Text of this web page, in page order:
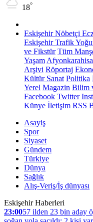
18°
Eskişehir Nöbetçi
Eskişehir Trafik
ve Fikstür Tüm
Yaşam
Arşivi Röportaj
Kültür Sanat Politika
Yerel Magazin Bilim
Facebook Twitter
Künye İletişim RSS
Asayiş
Spor
Siyaset
Gündem
Türkiye
Dünya
Sağlık
Alış-Veriş/İş dünyası
Eskişehir Haberleri
23:0057 ilden 23 bin aday